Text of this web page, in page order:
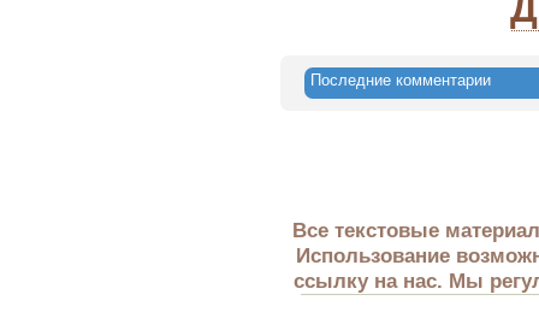
Последние комментарии
Все текстовые
Использование
ссылку на нас. Мы